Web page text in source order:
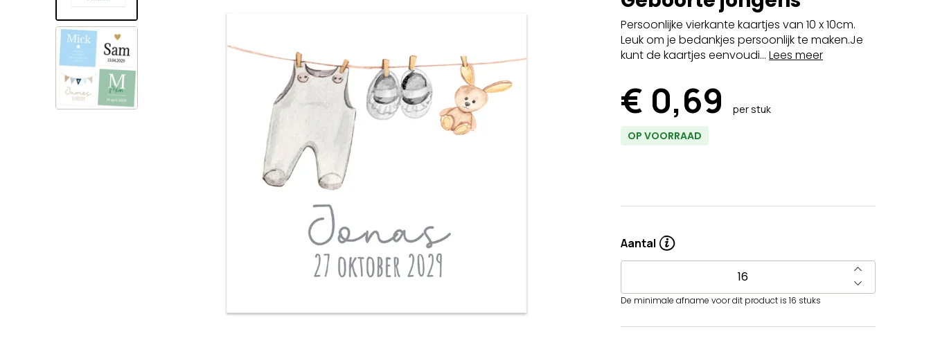
Persoonlijke vierkante kaartjes van 10 x 10cm.
Leuk om je bedankjes persoonlijk te maken.Je
kunt de kaartjes eenvoudi... Lees meer
€ 0,69 per stuk
OP VOORRAAD
Aantal
De minimale afname voor dit product is 16 stuks